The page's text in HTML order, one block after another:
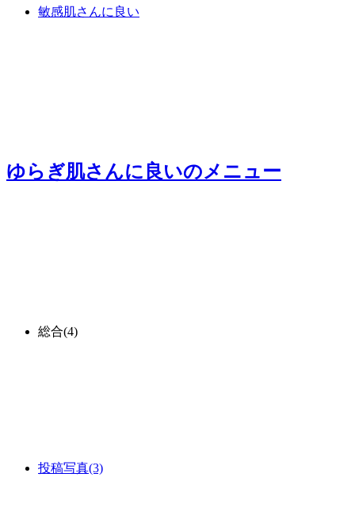
敏感肌さんに良い
ゆらぎ肌さんに良いのメニュー
総合(4)
投稿写真(3)